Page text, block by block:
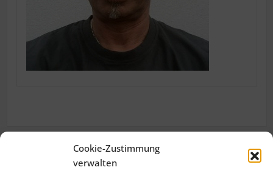
Cookie-Zustimmung
verwalten